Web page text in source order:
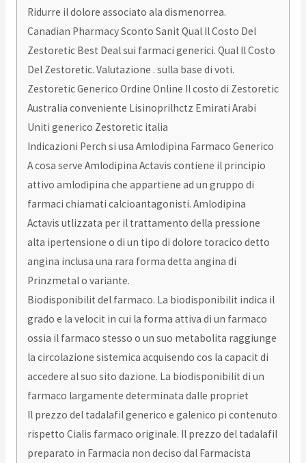
Ridurre il dolore associato ala dismenorrea.
Canadian Pharmacy Sconto Sanit Qual Il Costo Del
Zestoretic Best Deal sui farmaci generici. Qual Il Costo
Del Zestoretic. Valutazione . sulla base di voti.
Zestoretic Generico Ordine Online Il costo di Zestoretic
Australia conveniente Lisinoprilhctz Emirati Arabi
Uniti generico Zestoretic italia
Indicazioni Perch si usa Amlodipina Farmaco Generico
A cosa serve Amlodipina Actavis contiene il principio
attivo amlodipina che appartiene ad un gruppo di
farmaci chiamati calcioantagonisti. Amlodipina
Actavis utlizzata per il trattamento della pressione
alta ipertensione o di un tipo di dolore toracico detto
angina inclusa una rara forma detta angina di
Prinzmetal o variante.
Biodisponibilit del farmaco. La biodisponibilit indica il
grado e la velocit in cui la forma attiva di un farmaco
ossia il farmaco stesso o un suo metabolita raggiunge
la circolazione sistemica acquisendo cos la capacit di
accedere al suo sito dazione. La biodisponibilit di un
farmaco largamente determinata dalle propriet
Il prezzo del tadalafil generico e galenico pi contenuto
rispetto Cialis farmaco originale. Il prezzo del tadalafil
preparato in Farmacia non deciso dal Farmacista